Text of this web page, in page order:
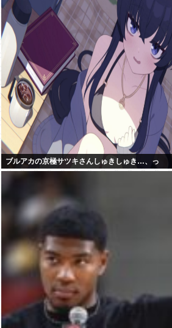
ブルアカの京極サツキさんしゅきしゅき…、っ